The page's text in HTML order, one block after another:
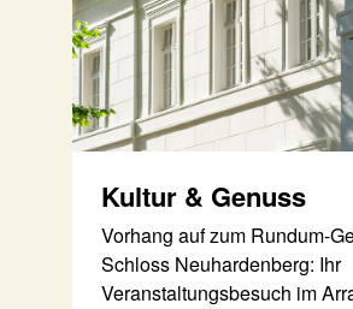
Kultur & Genuss
Vorhang auf zum Rundum-
Schloss Neuhardenberg: Ihr
Veranstaltungsbesuch im